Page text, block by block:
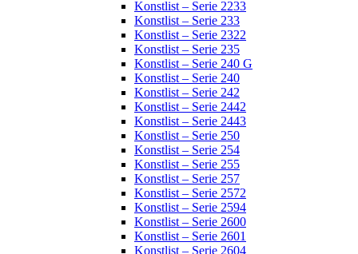
Konstlist – Serie 2233
Konstlist – Serie 233
Konstlist – Serie 2322
Konstlist – Serie 235
Konstlist – Serie 240 G
Konstlist – Serie 240
Konstlist – Serie 242
Konstlist – Serie 2442
Konstlist – Serie 2443
Konstlist – Serie 250
Konstlist – Serie 254
Konstlist – Serie 255
Konstlist – Serie 257
Konstlist – Serie 2572
Konstlist – Serie 2594
Konstlist – Serie 2600
Konstlist – Serie 2601
Konstlist – Serie 2604